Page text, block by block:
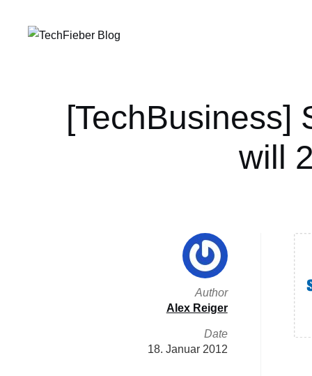
[TechBusiness]
will
Author
Alex Reiger
Date
18. Januar 2012